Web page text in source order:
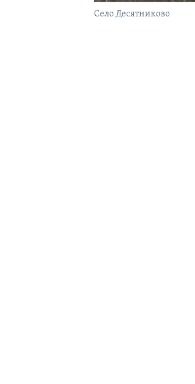
Село Десятниково